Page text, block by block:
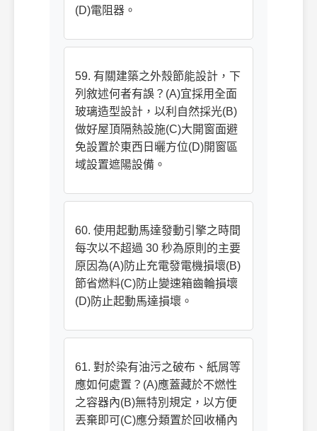
(D)電阻器。
59. 有關建築之外殼節能設計，下
列敘述何者有誤？(A)宜採用全面
玻璃造型設計，以利自然採光(B)
做好屋頂隔熱設施(C)大開窗面避
免設置於東西日曬方位(D)開窗區
域設置遮陽設備。
60. 使用起動馬達發動引擎之時間
每次以不超過 30 秒為原則的主要
原因為(A)防止充電發電機損壞(B)
節省燃料(C)防止變速箱齒輪損壞
(D)防止起動馬達損壞。
61. 對於染有油污之破布、紙屑等
應如何處置？(A)應蓋藏於不燃性
之容器內(B)無特別規定，以方便
丟棄即可(C)應分類置於回收桶內